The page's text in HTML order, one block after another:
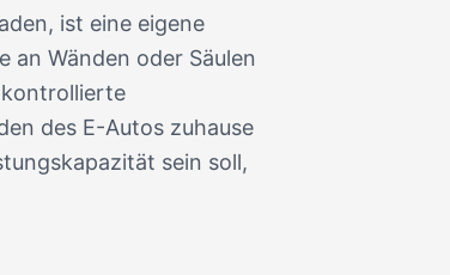
ist eine eigene
an Wänden oder Säulen
des E-Autos zuhause
sein soll,